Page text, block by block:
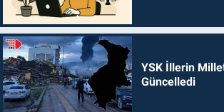
YSK İllerin
Güncelledi